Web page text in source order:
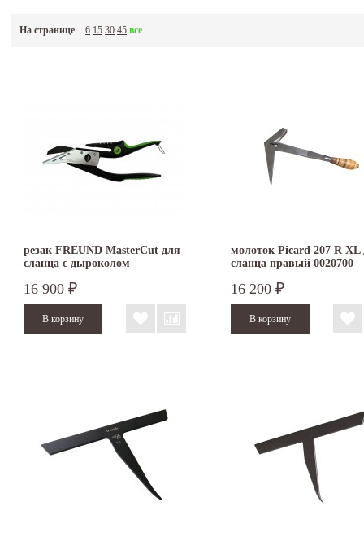
- это специальные молотки для сланца, монтировки, наковальни, резаки (ножницы),
панелей) из фиброцемента. В Европе широко развито применение этого по истине
годом в России, таких крыш становится всё больше сланцевая кровля становится
профессиональным инструментом для обработки и монтажа кровельного сланца
На странице 6 15 30 45 все
резак FREUND MasterCut для
сланца с дыроколом
16 900 ₽
молоток Picard 207 R XL
сланца правый 0020700
16 200 ₽